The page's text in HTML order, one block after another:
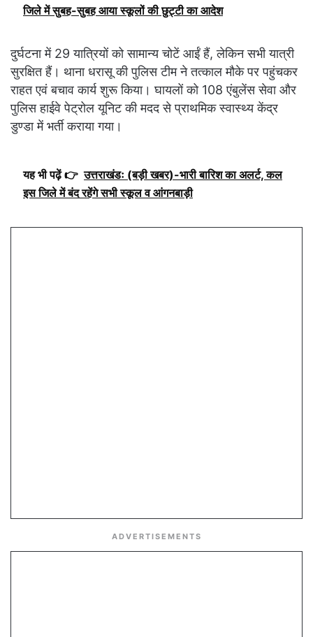
जिले में सुबह-सुबह आया स्कूलों की छुट्टी का आदेश
दुर्घटना में 29 यात्रियों को सामान्य चोटें आईं हैं, लेकिन सभी यात्री
सुरक्षित हैं। थाना धरासू की पुलिस टीम ने तत्काल मौके पर पहुंचकर
राहत एवं बचाव कार्य शुरू किया। घायलों को 108 एंबुलेंस सेवा और
पुलिस हाईवे पेट्रोल यूनिट की मदद से प्राथमिक स्वास्थ्य केंद्र
डुण्डा में भर्ती कराया गया।
यह भी पढ़ें 👉 उत्तराखंडः (बड़ी खबर)-भारी बारिश का अलर्ट, कल
इस जिले में बंद रहेंगे सभी स्कूल व आंगनबाड़ी
ADVERTISEMENTS